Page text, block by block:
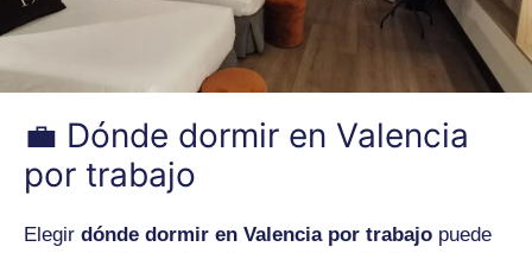
💼 Dónde dormir en Valencia
por trabajo
Elegir dónde dormir en Valencia por trabajo puede